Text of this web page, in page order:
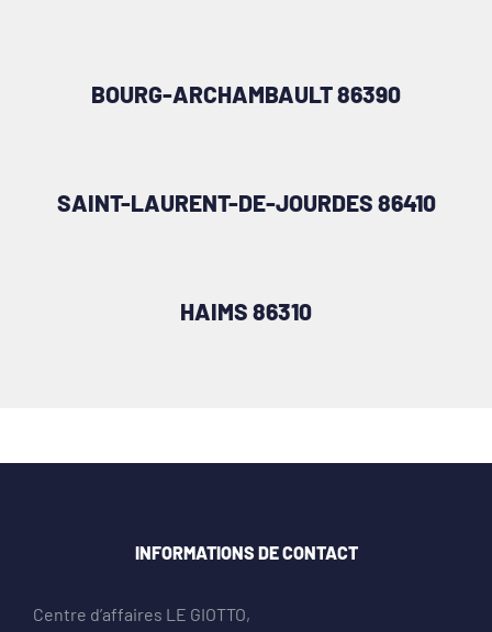
BOURG-ARCHAMBAULT 86390
SAINT-LAURENT-DE-JOURDES 86410
HAIMS 86310
INFORMATIONS DE CONTACT
Centre d’affaires LE GIOTTO,